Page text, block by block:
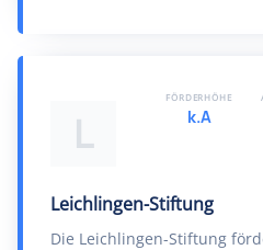
L
Leichlingen-Stiftung
Die Leichlingen-Stiftung
FÖRDERHÖHE
k.A